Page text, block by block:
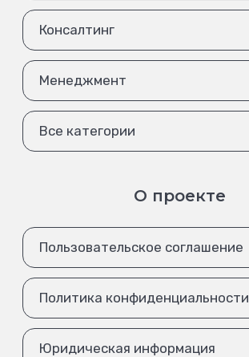
Консалтинг
Менеджмент
Все категории
О проекте
Пользовательское соглашение
Политика конфиденциальности
Юридическая информация